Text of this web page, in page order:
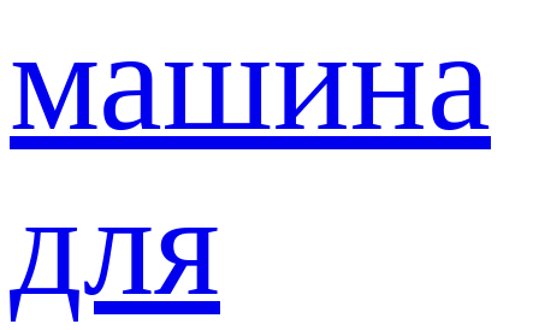
машина
для